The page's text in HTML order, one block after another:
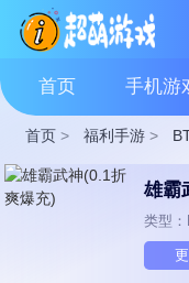
首页 手机游
首页 > 福利手游 >
雄霸
类型